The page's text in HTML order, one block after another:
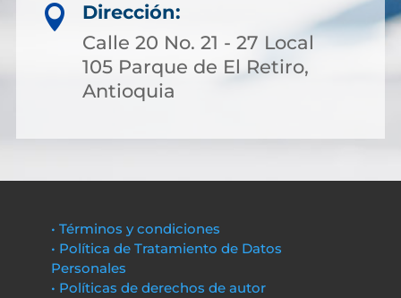

Dirección:
Calle 20 No. 21 - 27 Local
105 Parque de El Retiro,
Antioquia
• Términos y condiciones
• Política de Tratamiento de Datos
Personales
• Políticas de derechos de autor